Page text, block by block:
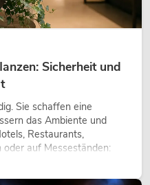
Sicherheit und
Sie schaffen eine
das Ambiente und
Restaurants,
oder auf Messeständen:
heute längst zum